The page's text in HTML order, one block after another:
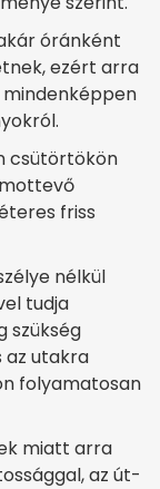
óránként
ezért arra
csütörtökön
friss
nélkül
tudja
szükség
az utakra
folyamatosan
miatt arra
az út-